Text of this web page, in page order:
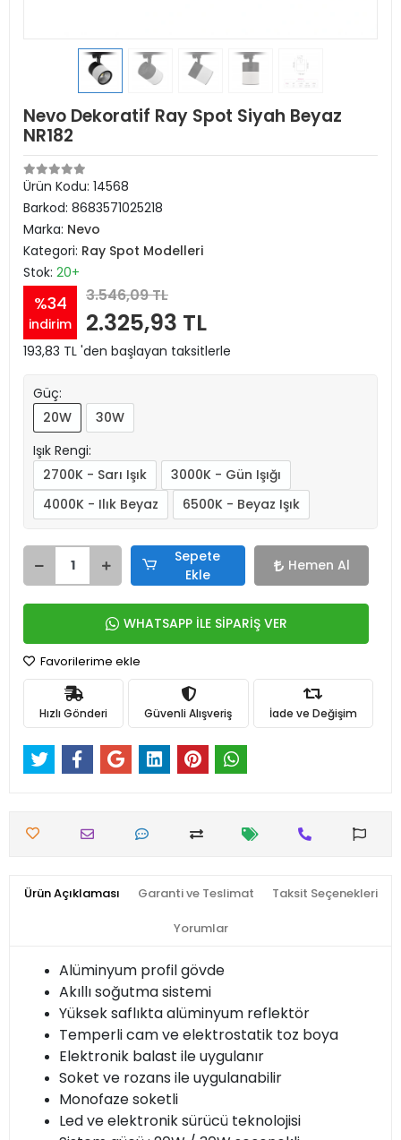
Nevo Dekoratif Ray Spot Siyah Beyaz
NR182
Ürün Kodu: 14568
Barkod: 8683571025218
Marka: Nevo
Kategori: Ray Spot Modelleri
Stok: 20+
%34
indirim
3.546,09 TL
2.325,93 TL
193,83 TL 'den başlayan taksitlerle
Güç:
20W
30W
Işık Rengi:
2700K - Sarı Işık
3000K - Gün Işığı
4000K - Ilık Beyaz
6500K - Beyaz Işık
Sepete
Ekle
Hemen Al
WHATSAPP İLE SİPARİŞ VER
Favorilerime ekle
Hızlı Gönderi Güvenli Alışveriş İade ve Değişim
Ürün Açıklaması Garanti ve Teslimat Taksit Seçenekleri
Yorumlar
Alüminyum profil gövde
Akıllı soğutma sistemi
Yüksek saflıkta alüminyum reflektör
Temperli cam ve elektrostatik toz boya
Elektronik balast ile uygulanır
Soket ve rozans ile uygulanabilir
Monofaze soketli
Led ve elektronik sürücü teknolojisi